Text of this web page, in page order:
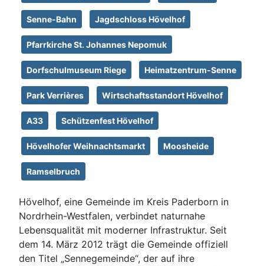
Senne-Bahn Jagdschloss Hövelhof
Pfarrkirche St. Johannes Nepomuk
Dorfschulmuseum Riege Heimatzentrum-Senne
Park Verrières Wirtschaftsstandort Hövelhof
A33 Schützenfest Hövelhof
Hövelhofer Weihnachtsmarkt Moosheide
Ramselbruch
Hövelhof, eine Gemeinde im Kreis Paderborn in
Nordrhein-Westfalen, verbindet naturnahe
Lebensqualität mit moderner Infrastruktur. Seit
dem 14. März 2012 trägt die Gemeinde offiziell
den Titel „Sennegemeinde“, der auf ihre